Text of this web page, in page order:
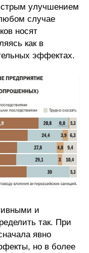
улучшением
случае
носят
как в
эффектах.
и
так. При
явно
но в более